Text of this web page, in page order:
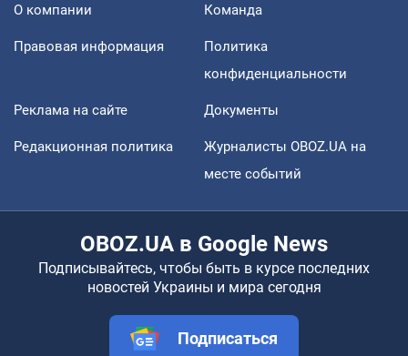
О компании Команда
Правовая информация
Политика
конфиденциальности
Реклама на сайте Документы
Редакционная политика
Журналисты OBOZ.UA на
месте событий
OBOZ.UA в Google News
Подписывайтесь, чтобы быть в курсе последних
новостей Украины и мира сегодня
Подписаться